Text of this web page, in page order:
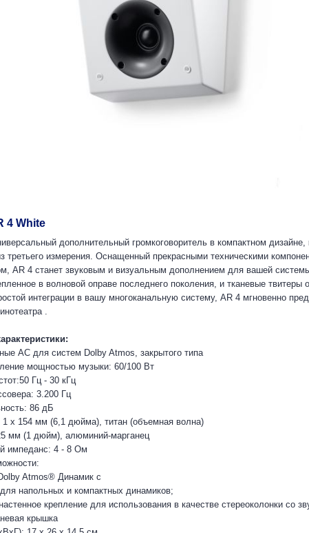
4 White
дополнительный громкоговоритель в компактном
третьего измерения. Оснащенный прекрасными техническими
AR 4 станет звуковым и визуальным дополнением для вашей
в волновой оправе последнего поколения, и тканевые
интеграции в вашу многоканальную систему, AR 4 мгновенно
.
АС для систем Dolby Atmos, закрытого типа
мощностью музыки: 60/100 Вт
Гц - 30 кГц
3.200 Гц
86 дБ
x 154 мм (6,1 дюйма), титан (объемная волна)
мм (1 дюйм), алюминий-марганец
импеданс: 4 - 8 Ом
Atmos® Динамик с
напольных и компактных динамиков;
крепление для использования в качестве стереоколонки со
крышка